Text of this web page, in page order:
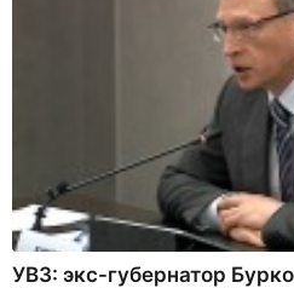
УВЗ: экс-губернатор